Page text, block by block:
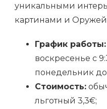
уникальными
картинами и
График работы:
воскресенье с
понедельник до
Стоимость:
льготный 3,3€;